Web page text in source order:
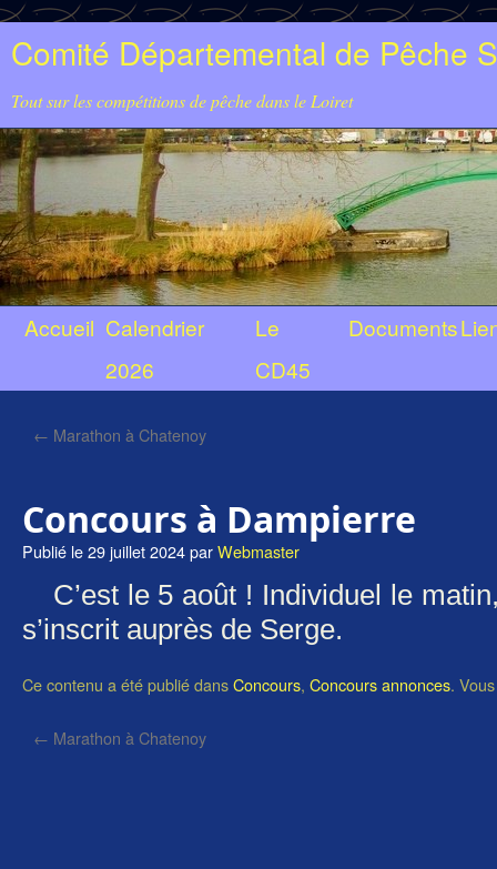
Comité Départemental de Pêche
Tout sur les compétitions de pêche dans le Loiret
Accueil Calendrier
2026
Le
CD45
Documents
← Marathon à Chatenoy
Concours à Dampierre
Publié le29 juillet 2024parWebmaster
C’est le 5 août ! Individuel le
s’inscrit auprès de Serge.
Ce contenu a été publié dansConcours, Concours annonces.
← Marathon à Chatenoy